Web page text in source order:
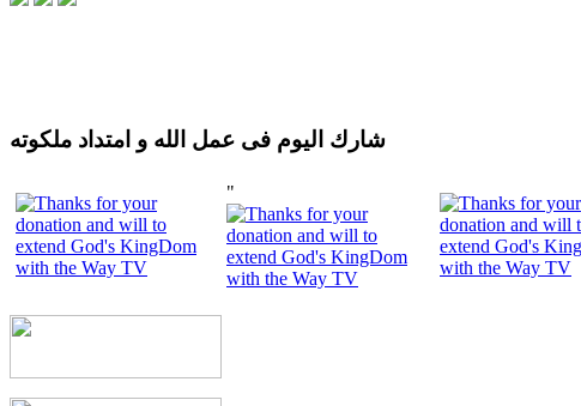
شارك اليوم فى عمل الله و امتداد ملكوته
"